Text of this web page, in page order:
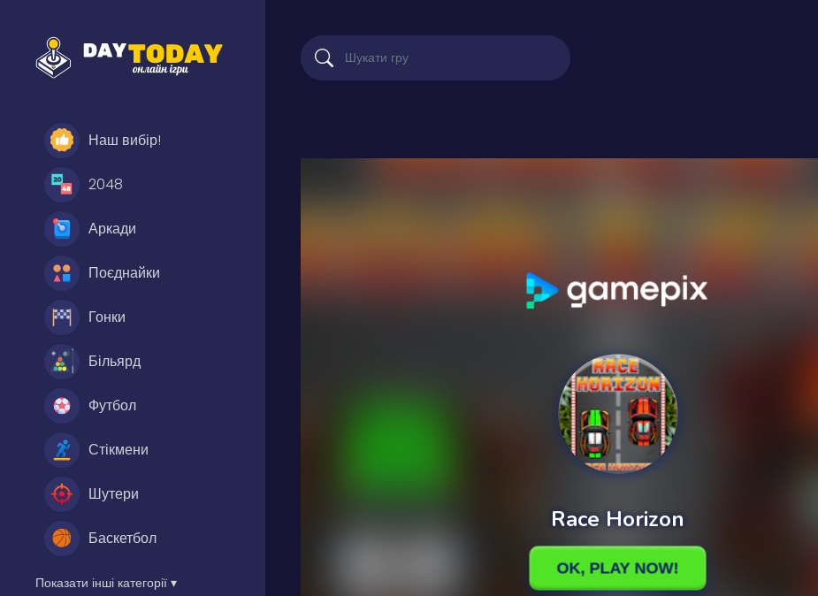
Наш вибір!
2048
Аркади
Поєднайки
Гонки
Більярд
Футбол
Стікмени
Шутери
Баскетбол
Показати інші категорії ▾